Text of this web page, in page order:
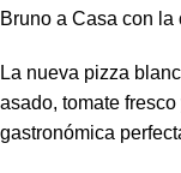
Bruno a Casa con
La nueva pizza
asado, tomate
gastronómica